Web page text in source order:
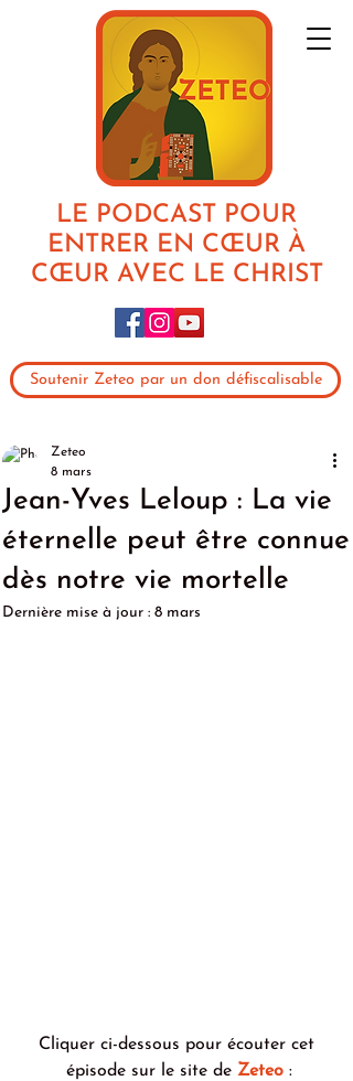
LE PODCAST POUR
ENTRER EN CŒUR À
CŒUR AVEC LE CHRIST
Soutenir Zeteo par un don défiscalisable
Jean-Yves Leloup : La vie
éternelle peut être connue
dès notre vie mortelle
Zeteo
8 mars
Dernière mise à jour : 8 mars
Cliquer ci-dessous pour écouter cet
épisode sur le site de Zeteo :